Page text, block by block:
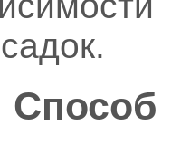
Способ